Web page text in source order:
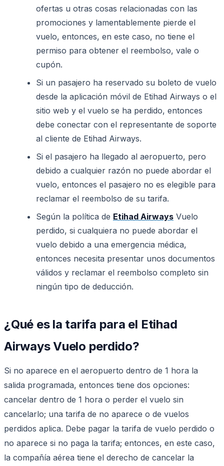
ofertas u otras cosas relacionadas con las
promociones y lamentablemente pierde el
vuelo, entonces, en este caso, no tiene el
permiso para obtener el reembolso, vale o
cupón.
Si un pasajero ha reservado su boleto de vuelo
desde la aplicación móvil de Etihad Airways o el
sitio web y el vuelo se ha perdido, entonces
debe conectar con el representante de soporte
al cliente de Etihad Airways.
Si el pasajero ha llegado al aeropuerto, pero
debido a cualquier razón no puede abordar el
vuelo, entonces el pasajero no es elegible para
reclamar el reembolso de su tarifa.
Según la política de Etihad Airways Vuelo
perdido, si cualquiera no puede abordar el
vuelo debido a una emergencia médica,
entonces necesita presentar unos documentos
válidos y reclamar el reembolso completo sin
ningún tipo de deducción.
¿Qué es la tarifa para el Etihad
Airways Vuelo perdido?
Si no aparece en el aeropuerto dentro de 1 hora la
salida programada, entonces tiene dos opciones:
cancelar dentro de 1 hora o perder el vuelo sin
cancelarlo; una tarifa de no aparece o de vuelos
perdidos aplica. Debe pagar la tarifa de vuelo perdido o
no aparece si no paga la tarifa; entonces, en este caso,
la compañía aérea tiene el derecho de cancelar la